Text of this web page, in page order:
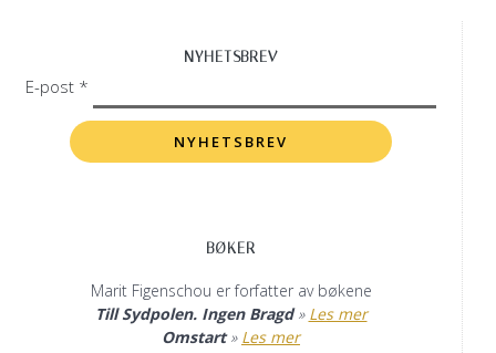
NYHETSBREV
E-post *
BØKER
Marit Figenschou er forfatter av bøkene
Till Sydpolen. Ingen Bragd» Les mer
Omstart» Les mer